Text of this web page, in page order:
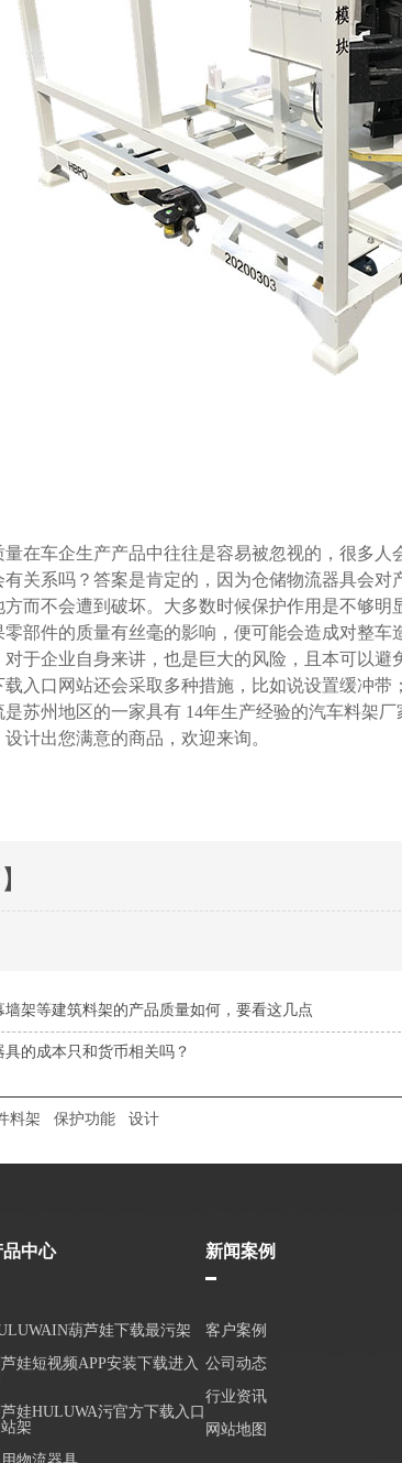
量在车企生产产品中往往是容易被忽视的，很多人
系吗？答案是肯定的，因为仓储物流器具会对
不会遭到破坏。大多数时候保护作用是不够明显
零部件的质量有丝毫的影响，便可能会造成对整车
对于企业自身来讲，也是巨大的风险，且本可以
入口网站还会采取多种措施，比如说设置缓冲带
苏州地区的一家具有 14年生产经验的汽车料架厂
设计出您满意的商品，欢迎来询。
幕墙架等建筑料架的产品质量如何，要看这几点
的成本只和货币相关吗？
料架 保护功能 设计
品中心
葫芦娃下载最污架
娃短视频APP安装下载进入
娃HULUWA污官方下载入口
架
新闻案例
客户案例
公司动态
行业资讯
网站地图